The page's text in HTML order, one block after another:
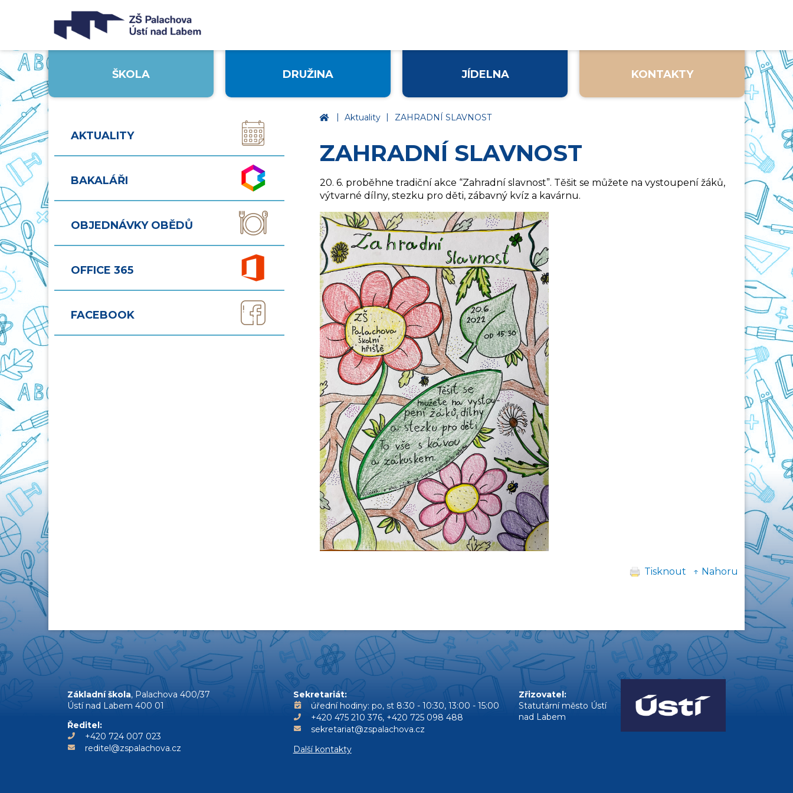
ŠKOLA DRUŽINA JÍDELNA KONTAKTY
Základní škola Ústí nad Labem, Palachova
| Aktuality | ZAHRADNÍ SLAVNOST
ZAHRADNÍ SLAVNOST
20. 6. proběhne tradiční akce “Zahradní slavnost”. Těšit se můžete na vystoupení žáků,
výtvarné dílny, stezku pro děti, zábavný kvíz a kavárnu.
Tisknout ↑ Nahoru
AKTUALITY
BAKALÁŘI
OBJEDNÁVKY OBĚDŮ
OFFICE 365
FACEBOOK
Základní škola, Palachova 400/37
Ústí nad Labem 400 01
Ředitel:
+420 724 007 023
reditel@zspalachova.cz
Sekretariát:
úřední hodiny: po, st 8:30 - 10:30, 13:00 - 15:00
+420 475 210 376, +420 725 098 488
sekretariat@zspalachova.cz
Další kontakty
Zřizovatel:
Statutární město Ústí
nad Labem